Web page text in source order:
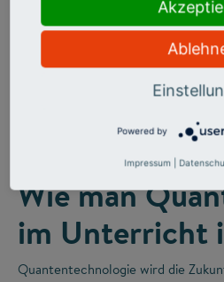
Wie man
im Unterricht
Quantentechnologie wird die
Powered by
Impressum